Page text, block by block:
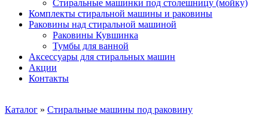
Стиральные машинки под столешницу (мойку)
Комплекты стиральной машины и раковины
Раковины над стиральной машиной
Раковины Кувшинка
Тумбы для ванной
Аксесcуары для стиральных машин
Акции
Контакты
Каталог » Cтиральные машины под раковину